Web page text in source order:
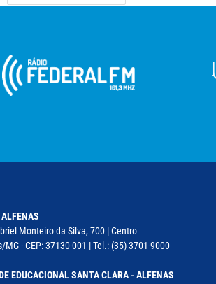
Monteiro da Silva, 700 | Centro
MG - CEP: 37130-001 | Tel.: (35) 3701-9000
EDUCACIONAL SANTA CLARA - ALFENAS